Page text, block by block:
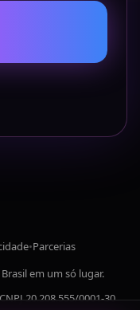
•Parcerias
em um só lugar.
20.208.555/0001-30